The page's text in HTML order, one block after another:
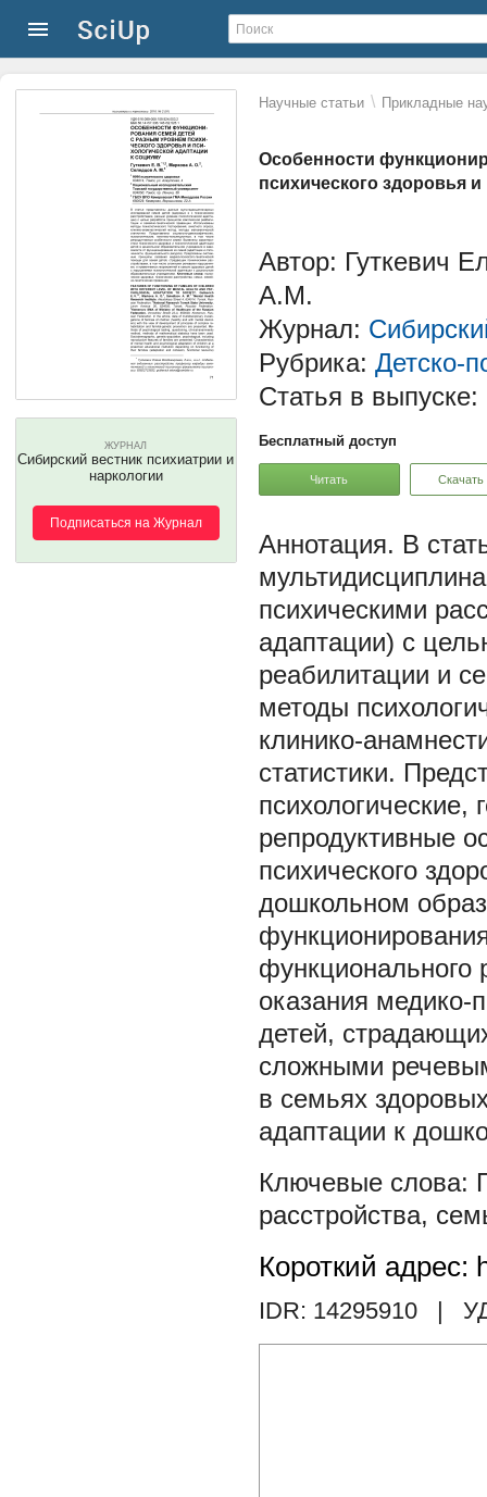
Научные статьи \ Прикладные
Особенности
психического здоровья
ЖУРНАЛ
Сибирский вестник психиатрии и
наркологии
Подписаться на Журнал
Автор: Гуткевич
А.М.
Журнал:
Рубрика: Детско-
Статья в выпуске:
Бесплатный доступ
Читать Скачать
В
психическими
адаптации) с
реабилитации и
методы
клинико-
статистики.
психологические,
репродуктивные
психического
дошкольном
оказания медико-
детей,
сложными
в семьях
адаптации к
расстройства,
Короткий адрес:
IDR: 14295910 |